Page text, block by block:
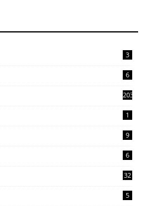
3
6
203
1
9
6
32
5